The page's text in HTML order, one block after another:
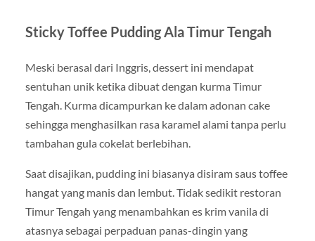
Sticky Toffee Pudding Ala Timur Tengah
Meski berasal dari Inggris, dessert ini mendapat
sentuhan unik ketika dibuat dengan kurma Timur
Tengah. Kurma dicampurkan ke dalam adonan cake
sehingga menghasilkan rasa karamel alami tanpa perlu
tambahan gula cokelat berlebihan.
Saat disajikan, pudding ini biasanya disiram saus toffee
hangat yang manis dan lembut. Tidak sedikit restoran
Timur Tengah yang menambahkan es krim vanila di
atasnya sebagai perpaduan panas-dingin yang